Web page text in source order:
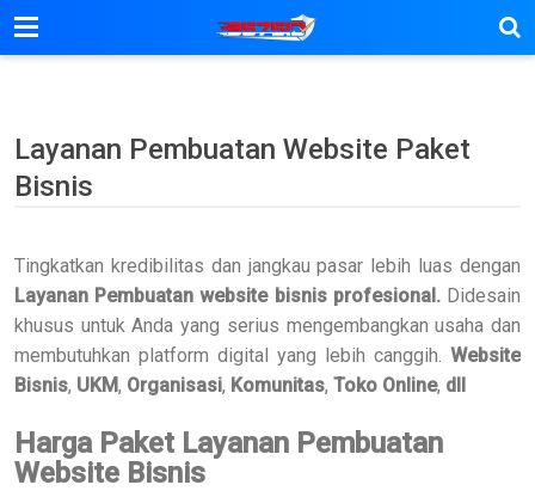
Layanan Pembuatan Website Paket
Bisnis
Tingkatkan kredibilitas dan jangkau pasar lebih luas dengan
Layanan Pembuatan website bisnis profesional.Didesain
khusus untuk Anda yang serius mengembangkan usaha dan
membutuhkan platform digital yang lebih canggih. Website
Bisnis, UKM, Organisasi, Komunitas, Toko Online, dll
Harga Paket Layanan Pembuatan
Website Bisnis